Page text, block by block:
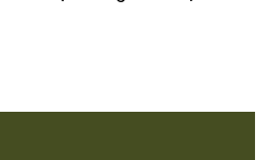
trình cải cách toàn diện,
ứng và nâng cao hiệu
và môi trường.